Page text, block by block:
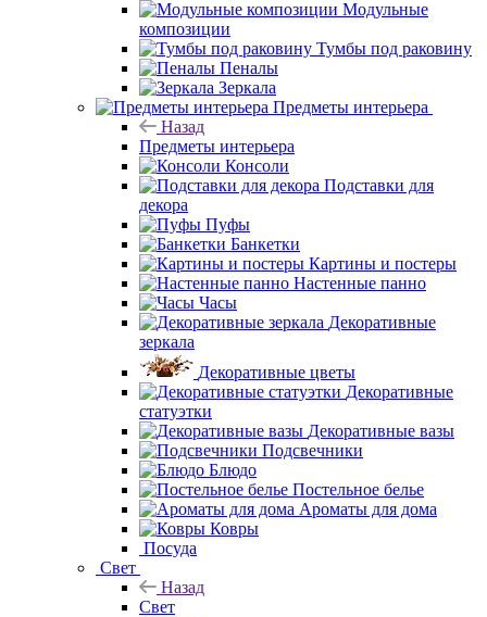
Модульные
композиции
Тумбы под раковину
Пеналы
Зеркала
Предметы интерьера
Назад
Предметы интерьера
Консоли
Подставки для
декора
Пуфы
Банкетки
Картины и постеры
Настенные панно
Часы
Декоративные
зеркала
Декоративные цветы
Декоративные
статуэтки
Декоративные вазы
Подсвечники
Блюдо
Постельное белье
Ароматы для дома
Ковры
Назад
Свет